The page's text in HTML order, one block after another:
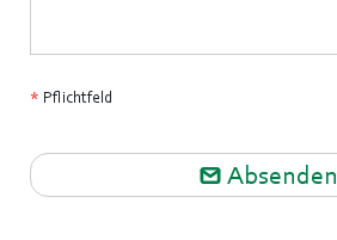
* Pflichtfeld
Absenden